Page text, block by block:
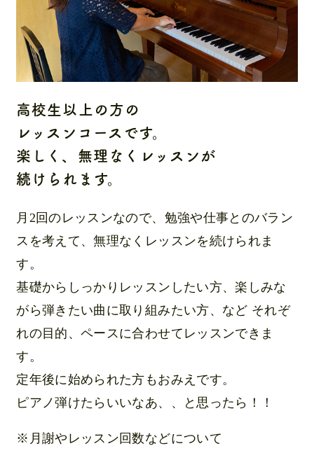
高校生以上の方の
レッスンコースです。
楽しく、無理なくレッスンが
続けられます。
月2回のレッスンなので、勉強や仕事とのバラン
スを考えて、無理なくレッスンを続けられま
す。
基礎からしっかりレッスンしたい方、楽しみな
がら弾きたい曲に取り組みたい方、など それぞ
れの目的、ペースに合わせてレッスンできま
す。
定年後に始められた方もおみえです。
ピアノ弾けたらいいなあ、、と思ったら！！
※月謝やレッスン回数などについて